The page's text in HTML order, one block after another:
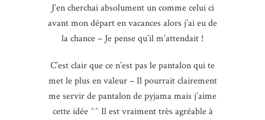
J’en cherchai absolument un comme celui ci
avant mon départ en vacances alors j’ai eu de
la chance – Je pense qu’il m’attendait !
C’est clair que ce n’est pas le pantalon qui te
met le plus en valeur – Il pourrait clairement
me servir de pantalon de pyjama mais j’aime
cette idée ^^ Il est vraiment très agréable à